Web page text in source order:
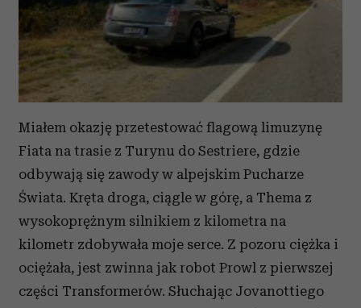
Miałem okazję przetestować flagową limuzynę
Fiata na trasie z Turynu do Sestriere, gdzie
odbywają się zawody w alpejskim Pucharze
Świata. Kręta droga, ciągle w górę, a Thema z
wysokoprężnym silnikiem z kilometra na
kilometr zdobywała moje serce. Z pozoru ciężka i
ociężała, jest zwinna jak robot Prowl z pierwszej
części Transformerów. Słuchając Jovanottiego